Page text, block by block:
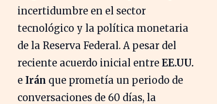
incertidumbre en el sector
tecnológico y la política monetaria
de la Reserva Federal. A pesar del
reciente acuerdo inicial entre EE.UU.
e Irán que prometía un periodo de
conversaciones de 60 días, la